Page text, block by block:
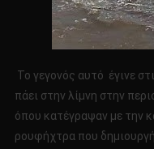
Το γεγονός αυτό έγινε
πάει στην λίμνη στην
όπου κατέγραψαν με την
ρουφήχτρα που